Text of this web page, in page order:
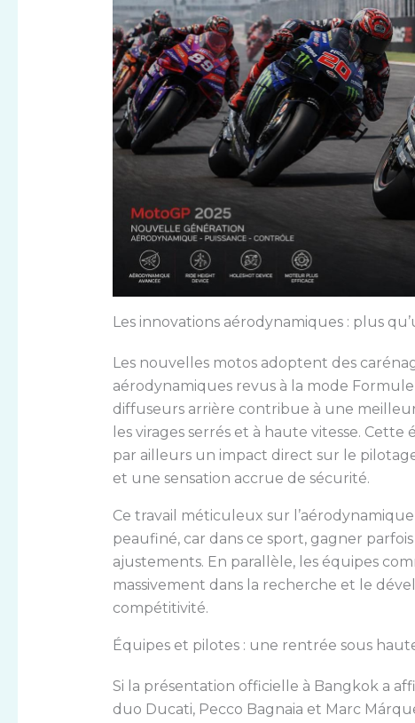
Les innovations aérodynamiques : plus
Les nouvelles motos adoptent des
aérodynamiques revus à la mode Formule
diffuseurs arrière contribue à une
les virages serrés et à haute vitesse.
par ailleurs un impact direct sur le
et une sensation accrue de sécurité.
Ce travail méticuleux sur
peaufiné, car dans ce sport, gagner
ajustements. En parallèle, les équipes
massivement dans la recherche et le
compétitivité.
Équipes et pilotes : une rentrée sous
Si la présentation officielle à Bangkok a
duo Ducati, Pecco Bagnaia et Marc